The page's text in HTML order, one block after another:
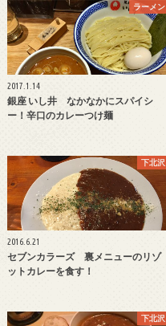
ラーメン
2017.1.14
銀座 いし井 なかなかにスパイシ
ー！辛口のカレーつけ麺
下北沢
2016.6.21
セブンカラーズ 裏メニューのリゾ
ットカレーを食す！
下北沢